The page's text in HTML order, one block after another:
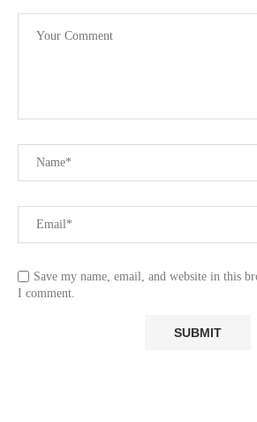
Save my name, email, and website in this
I comment.